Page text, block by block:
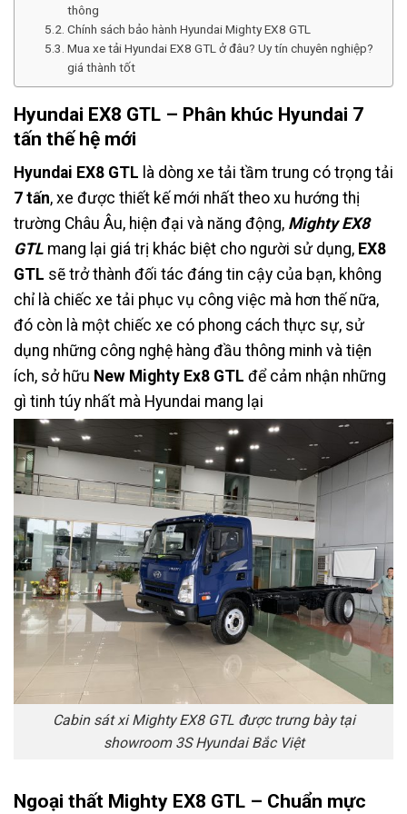
thông
Chính sách bảo hành Hyundai Mighty EX8 GTL
Mua xe tải Hyundai EX8 GTL ở đâu? Uy tín chuyên nghiệp?
giá thành tốt
Hyundai EX8 GTL – Phân khúc Hyundai 7
tấn thế hệ mới
Hyundai EX8 GTL là dòng xe tải tầm trung có trọng tải
7 tấn, xe được thiết kế mới nhất theo xu hướng thị
trường Châu Âu, hiện đại và năng động, Mighty EX8
GTL mang lại giá trị khác biệt cho người sử dụng, EX8
GTL sẽ trở thành đối tác đáng tin cậy của bạn, không
chỉ là chiếc xe tải phục vụ công việc mà hơn thế nữa,
đó còn là một chiếc xe có phong cách thực sự, sử
dụng những công nghệ hàng đầu thông minh và tiện
ích, sở hữu New Mighty Ex8 GTL để cảm nhận những
gì tinh túy nhất mà Hyundai mang lại
Cabin sát xi Mighty EX8 GTL được trưng bày tại
showroom 3S Hyundai Bắc Việt
Ngoại thất Mighty EX8 GTL – Chuẩn mực